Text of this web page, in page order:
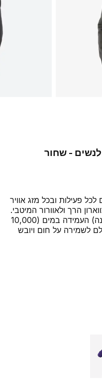
- שחור
פעילות ובכל מזג אוויר
הרך ולאוורור המיטבי.
התפרים האטומים והמעטפת (ממברנה) העמידה במים (10,000
לשמירה על חום ויובש